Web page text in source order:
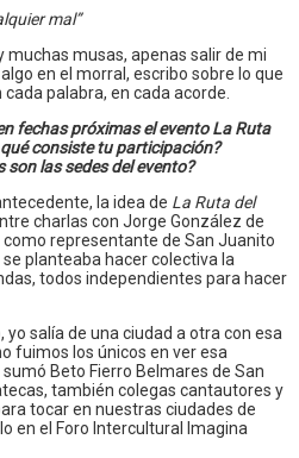
mal”
musas, apenas salir de mi
en el morral, escribo sobre lo que
palabra, en cada acorde.
fechas próximas el evento La Ruta
consiste tu participación?
son las sedes del evento?
la idea de La Ruta del
charlas con Jorge González de
representante de San Juanito
planteaba hacer colectiva la
todos independientes para hacer
salía de una ciudad a otra con esa
fuimos los únicos en ver esa
Beto Fierro Belmares de San
también colegas cantautores y
tocar en nuestras ciudades de
en el Foro Intercultural Imagina